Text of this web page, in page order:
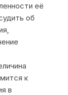
её
об
к
в